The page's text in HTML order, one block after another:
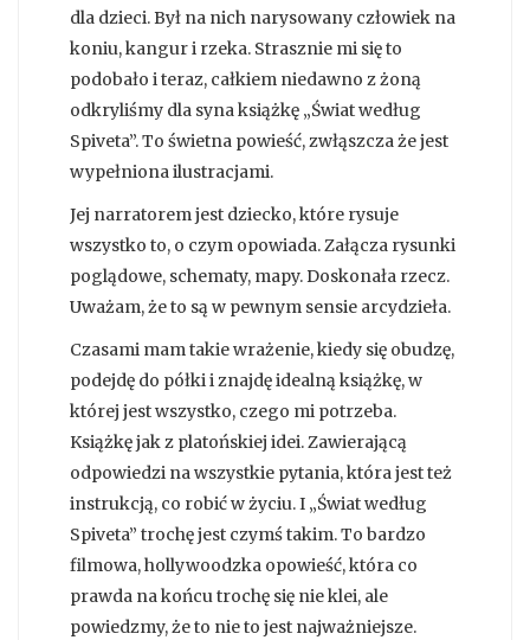
dla dzieci. Był na nich narysowany człowiek na
koniu, kangur i rzeka. Strasznie mi się to
podobało i teraz, całkiem niedawno z żoną
odkryliśmy dla syna książkę „Świat według
Spiveta”. To świetna powieść, zwłąszcza że jest
wypełniona ilustracjami.
Jej narratorem jest dziecko, które rysuje
wszystko to, o czym opowiada. Załącza rysunki
poglądowe, schematy, mapy. Doskonała rzecz.
Uważam, że to są w pewnym sensie arcydzieła.
Czasami mam takie wrażenie, kiedy się obudzę,
podejdę do półki i znajdę idealną książkę, w
której jest wszystko, czego mi potrzeba.
Książkę jak z platońskiej idei. Zawierającą
odpowiedzi na wszystkie pytania, która jest też
instrukcją, co robić w życiu. I „Świat według
Spiveta” trochę jest czymś takim. To bardzo
filmowa, hollywoodzka opowieść, która co
prawda na końcu trochę się nie klei, ale
powiedzmy, że to nie to jest najważniejsze.